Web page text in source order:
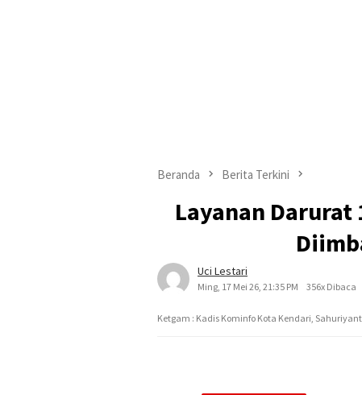
Beranda Berita Terkini
Layanan Darurat
Uci Lestari
Ming, 17 Mei 26, 21:35 PM 356x Dibaca
Ketgam : Kadis Kominfo Kota Kendari,